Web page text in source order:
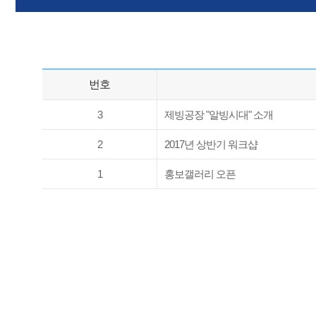
번호
3 제빙공장 "알빙시대" 소개
2 2017년 상반기 워크샵
1 홍보갤러리 오픈